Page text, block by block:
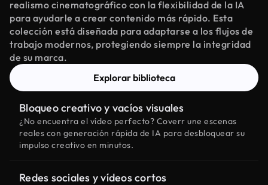
realismo cinematográfico con la flexibilidad de la IA
para ayudarle a crear contenido más rápido. Esta
colección está diseñada para adaptarse a los flujos de
trabajo modernos, protegiendo siempre la integridad
de su marca.
Explorar biblioteca
Bloqueo creativo y vacíos visuales
¿No encuentra el vídeo perfecto? Coverr une escenas
reales con generación rápida de IA para desbloquear su
impulso creativo en minutos.
Redes sociales y vídeos cortos